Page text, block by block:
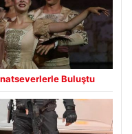
Buluştu